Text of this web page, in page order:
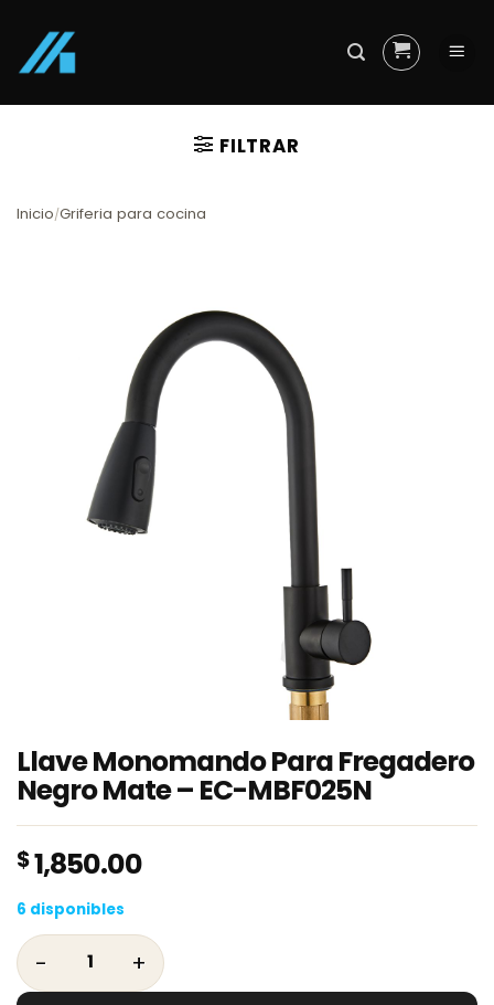
content
FILTRAR
Inicio/Griferia para cocina
Llave Monomando Para Fregadero
Negro Mate – EC-MBF025N
$1,850.00
6 disponibles
Llave Monomando Para Fregadero Negro